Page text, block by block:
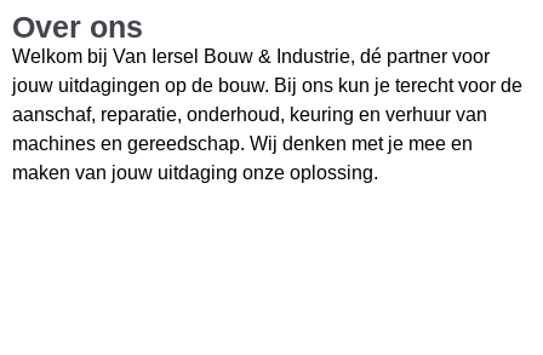
Over ons
Welkom bij Van Iersel Bouw & Industrie, dé partner voor
jouw uitdagingen op de bouw. Bij ons kun je terecht voor de
aanschaf, reparatie, onderhoud, keuring en verhuur van
machines en gereedschap. Wij denken met je mee en
maken van jouw uitdaging onze oplossing.